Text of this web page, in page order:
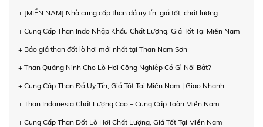
+ [MIỀN NAM] Nhà cung cấp than đá uy tín, giá tốt, chất lượng
+ Cung Cấp Than Indo Nhập Khẩu Chất Lượng, Giá Tốt Tại Miền Nam
+ Báo giá than đốt lò hơi mới nhất tại Than Nam Sơn
+ Than Quảng Ninh Cho Lò Hơi Công Nghiệp Có Gì Nổi Bật?
+ Cung Cấp Than Đá Uy Tín, Giá Tốt Tại Miền Nam | Giao Nhanh
+ Than Indonesia Chất Lượng Cao – Cung Cấp Toàn Miền Nam
+ Cung Cấp Than Đốt Lò Hơi Chất Lượng, Giá Tốt Tại Miền Nam